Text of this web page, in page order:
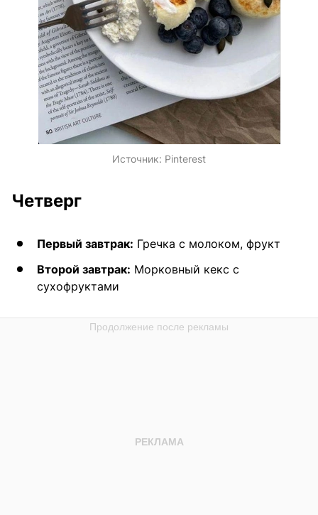
Источник: Pinterest
Четверг
Первый завтрак: Гречка с молоком, фрукт
Второй завтрак: Морковный кекс с
сухофруктами